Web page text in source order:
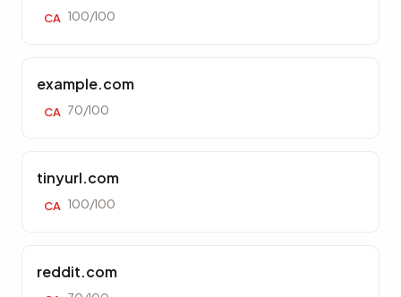
CA 100/100
example.com
CA 70/100
tinyurl.com
CA 100/100
reddit.com